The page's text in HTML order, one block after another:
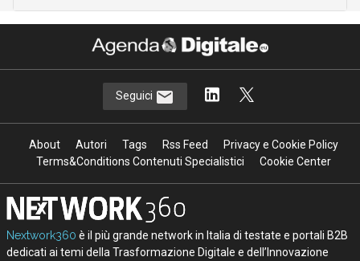
Seguici
About Autori Tags Rss Feed
Privacy e Cookie Policy
Terms&Conditions Contenuti Specialistici
Cookie Center
Nextwork360 è il più grande network in Italia di testate e portali B2B
dedicati ai temi della Trasformazione Digitale e dell’Innovazione